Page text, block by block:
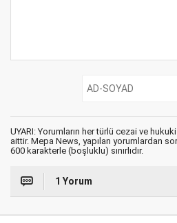
UYARI: Yorumların her türlü cezai ve
aittir. Mepa News, yapılan yorumlardan
600 karakterle (boşluklu) sınırlıdır.
1 Yorum